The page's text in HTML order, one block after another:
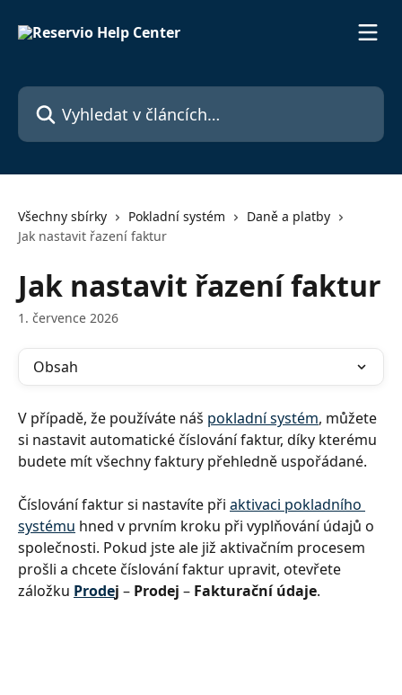
Vyhledat v článcích…
Všechny sbírky Pokladní systém
Daně a platby
Jak nastavit řazení faktur
Jak nastavit řazení faktur
1. července 2026
Obsah
V případě, že používáte náš pokladní systém, můžete
si nastavit automatické číslování faktur, díky kterému
budete mít všechny faktury přehledně uspořádané.
Číslování faktur si nastavíte při aktivaci pokladního
systému hned v prvním kroku při vyplňování údajů o
společnosti. Pokud jste ale již aktivačním procesem
prošli a chcete číslování faktur upravit, otevřete
záložku Prodej – Prodej – Fakturační údaje.